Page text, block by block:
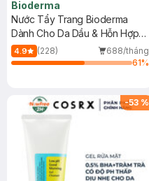
Bioderma
Nước Tẩy Trang Bioderma
Dành Cho Da Dầu & Hỗn Hợp
500ml
4.9 (228)
688/tháng
61%
-53 %